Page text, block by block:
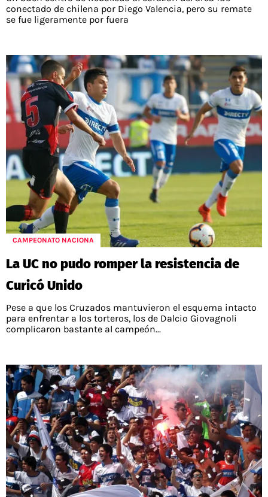
conectado de chilena por Diego Valencia, pero su remate
se fue ligeramente por fuera
CAMPEONATO NACIONA
La UC no pudo romper la resistencia de
Curicó Unido
Pese a que los Cruzados mantuvieron el esquema intacto
para enfrentar a los torteros, los de Dalcio Giovagnoli
complicaron bastante al campeón...